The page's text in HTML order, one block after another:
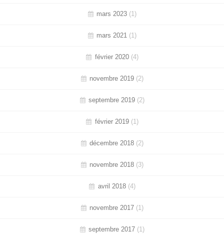
mars 2023 (1)
mars 2021 (1)
février 2020(4)
novembre 2019 (2)
septembre 2019 (2)
février 2019(1)
décembre 2018 (2)
novembre 2018 (3)
avril 2018(4)
novembre 2017 (1)
septembre 2017 (1)